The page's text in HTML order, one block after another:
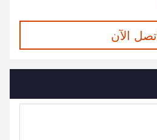
اتصل الآن